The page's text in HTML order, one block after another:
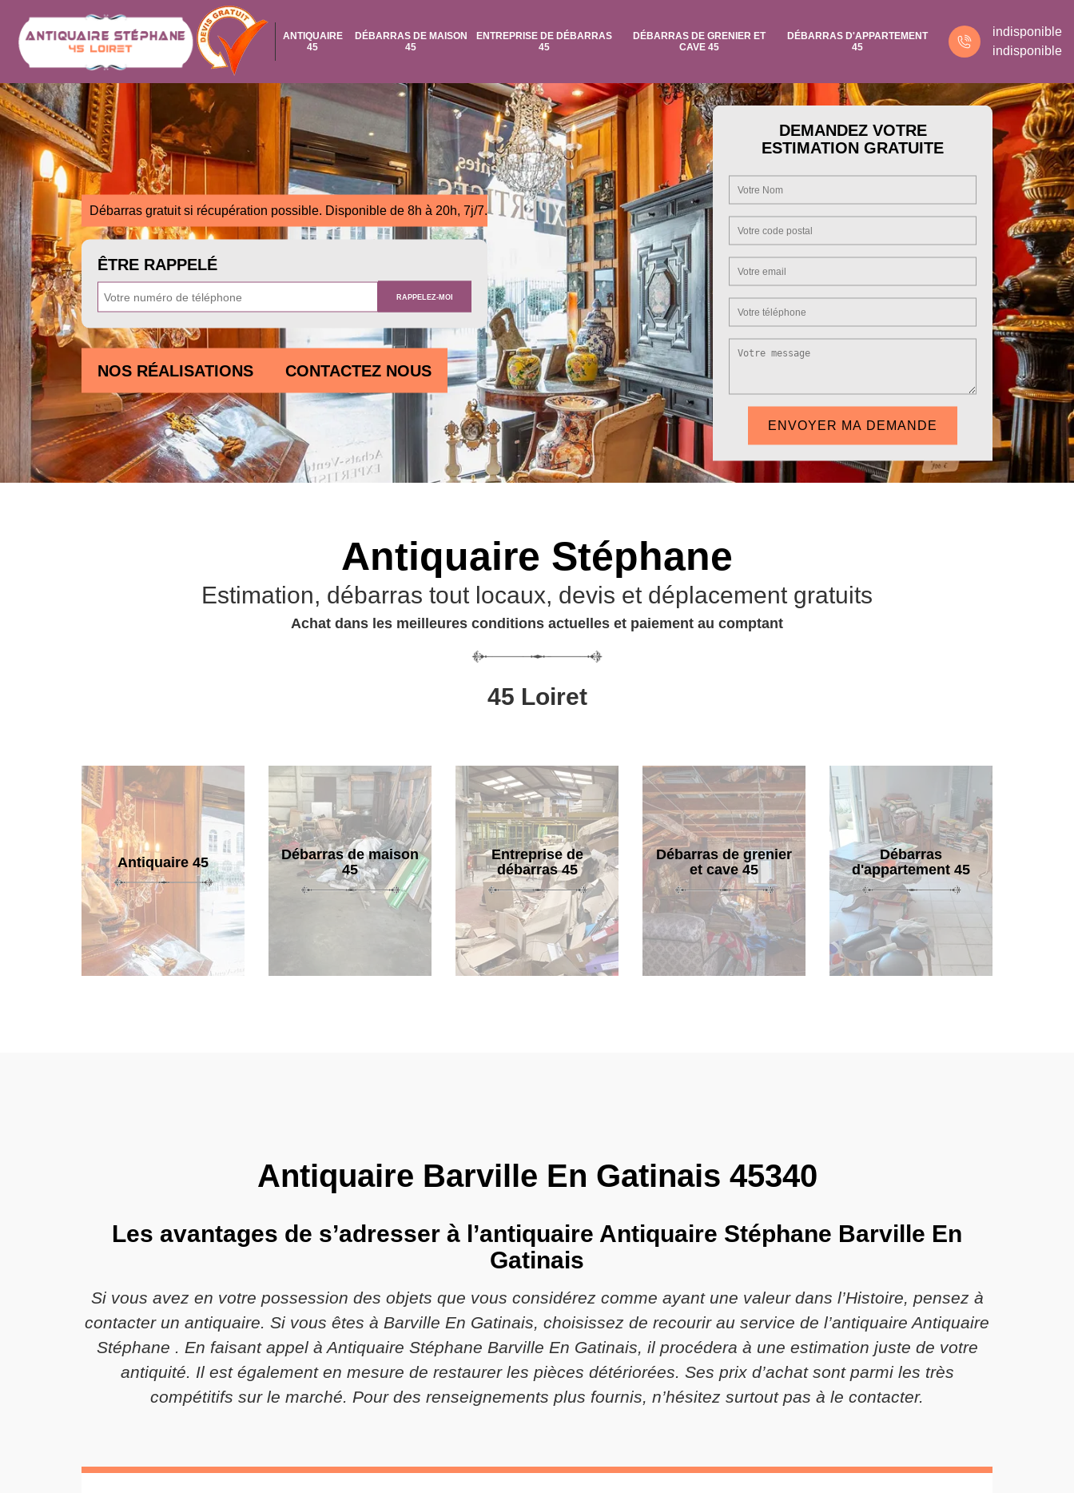
ANTIQUAIRE
45
DÉBARRAS DE MAISON
45
ENTREPRISE DE DÉBARRAS
45
DÉBARRAS DE GRENIER ET
CAVE 45
DÉBARRAS D'APPARTEMENT
45
indisponible
indisponible
Débarras gratuit si récupération possible. Disponible de 8h à 20h, 7j/7.
ÊTRE RAPPELÉ
NOS RÉALISATIONS CONTACTEZ NOUS
DEMANDEZ VOTRE
ESTIMATION GRATUITE
Antiquaire Stéphane
Estimation, débarras tout locaux, devis et déplacement gratuits
Achat dans les meilleures conditions actuelles et paiement au comptant
45 Loiret
Antiquaire 45
Débarras de maison
45
Entreprise de
débarras 45
Débarras de grenier
et cave 45
Débarras
d'appartement 45
Antiquaire Barville En Gatinais 45340
Les avantages de s’adresser à l’antiquaire Antiquaire Stéphane Barville En
Gatinais
Si vous avez en votre possession des objets que vous considérez comme ayant une valeur dans l’Histoire, pensez à
contacter un antiquaire. Si vous êtes à Barville En Gatinais, choisissez de recourir au service de l’antiquaire Antiquaire
Stéphane . En faisant appel à Antiquaire Stéphane Barville En Gatinais, il procédera à une estimation juste de votre
antiquité. Il est également en mesure de restaurer les pièces détériorées. Ses prix d’achat sont parmi les très
compétitifs sur le marché. Pour des renseignements plus fournis, n’hésitez surtout pas à le contacter.